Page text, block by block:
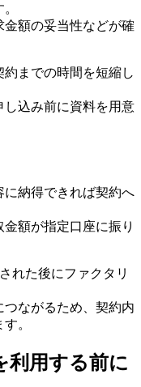
額の妥当性などが確
までの時間を短縮し
込み前に資料を用意
納得できれば契約へ
額が指定口座に振り
れた後にファクタリ
ながるため、契約内
。
利用する前に